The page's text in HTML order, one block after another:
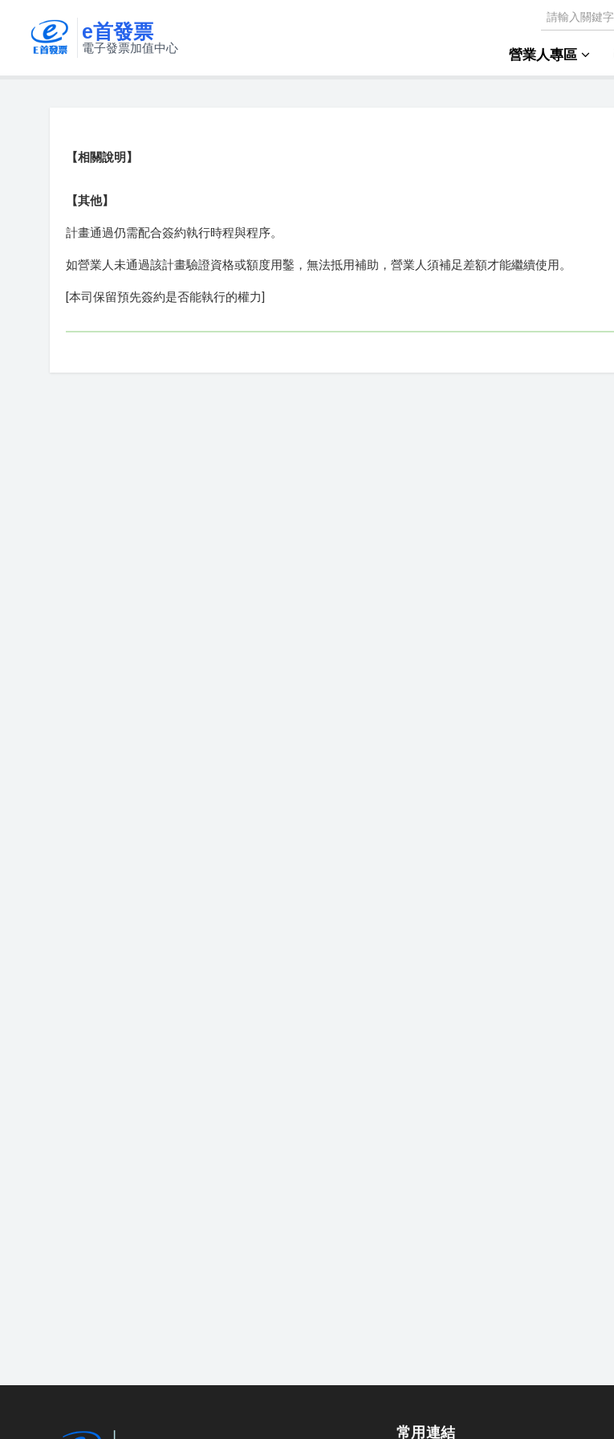
e首發票
電子發票加值中心 營業人專區
【相關說明】
【其他】
計畫通過仍需配合簽約執行時程與程序。
如營業人未通過該計畫驗證資格或額度用鑿，無法抵用補助，營業人須補足差額才能繼續使用。
[本司保留預先簽約是否能執行的權力]
常用連結